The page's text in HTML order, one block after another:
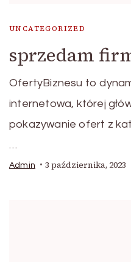
UNCATEGORIZED
sprzedam
OfertyBiznesu to
internetowa, której
pokazywanie ofert z
…
Admin 3 października, 2023